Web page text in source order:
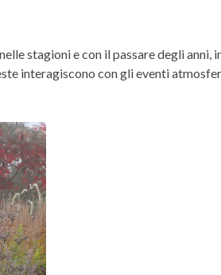
stagioni e con il passare degli anni,
interagiscono con gli eventi